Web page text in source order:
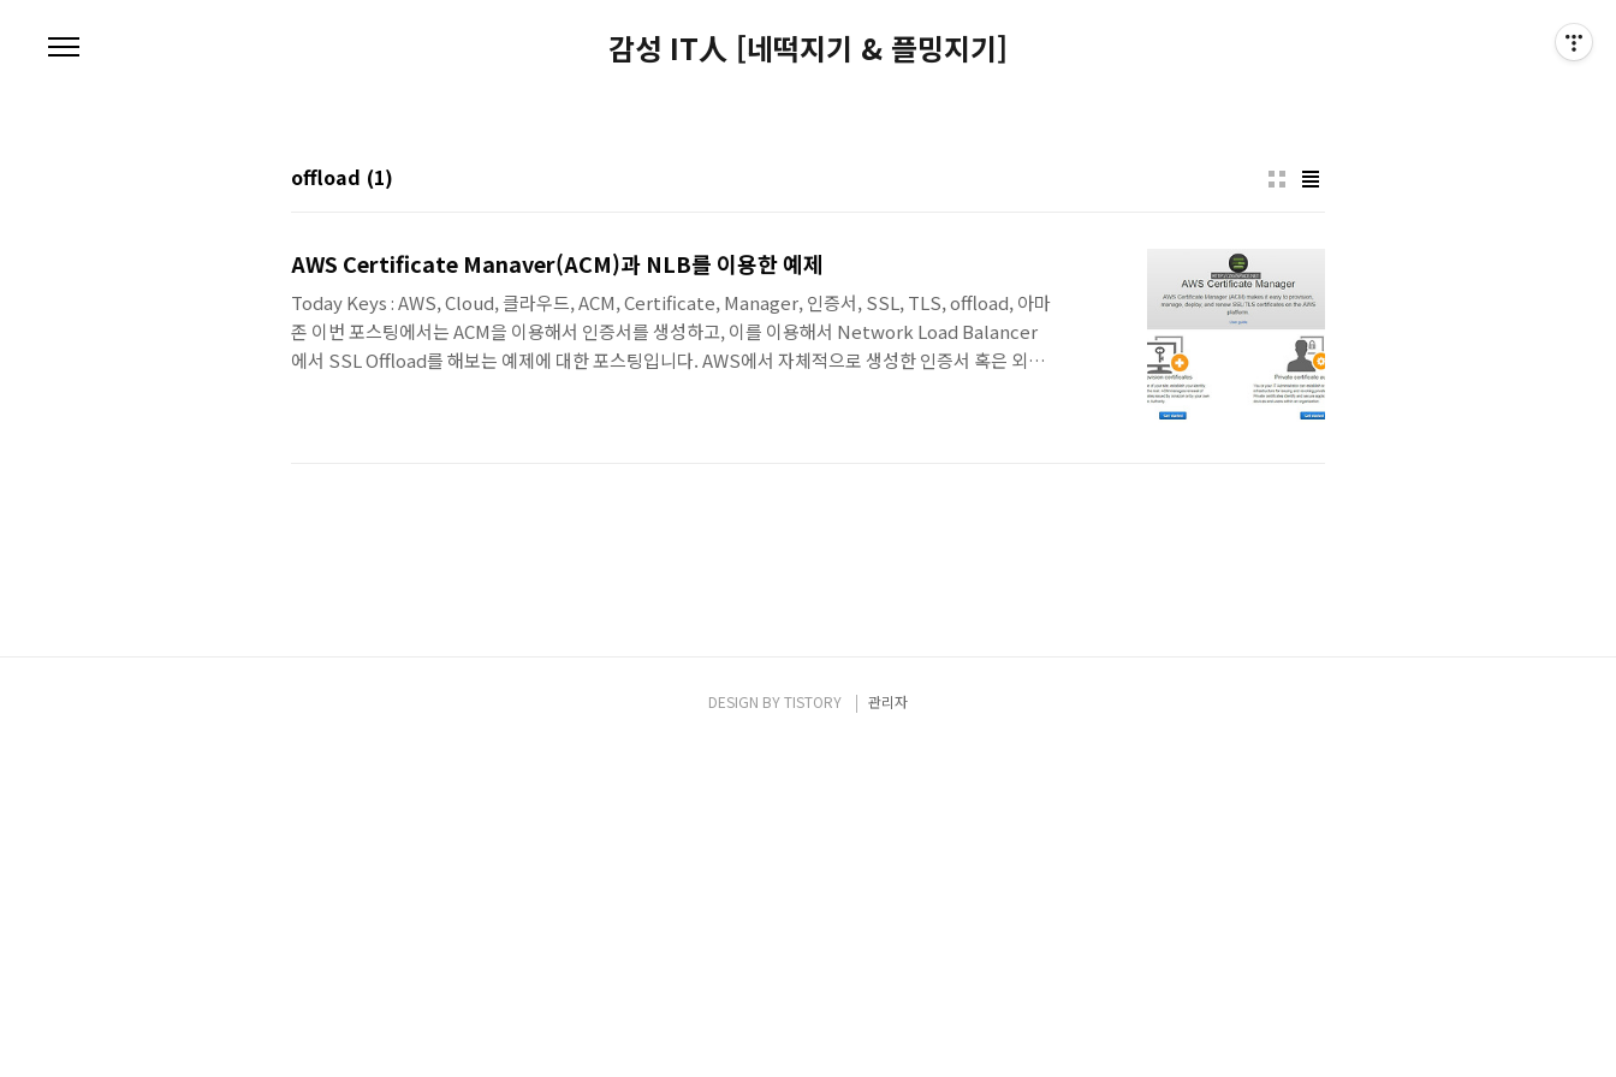
감성 IT人 [네떡지기 & 플밍지기]
offload (1)
AWS Certificate Manaver(ACM)과 NLB를 이용한 예제
Today Keys : AWS, Cloud, 클라우드, ACM, Certificate, Manager, 인증서, SSL, TLS, offload, 아마
존 이번 포스팅에서는 ACM을 이용해서 인증서를 생성하고, 이를 이용해서 Network Load Balancer
에서 SSL Offload를 해보는 예제에 대한 포스팅입니다. AWS에서 자체적으로 생성한 인증서 혹은 외부
DESIGN BYTISTORY 관리자